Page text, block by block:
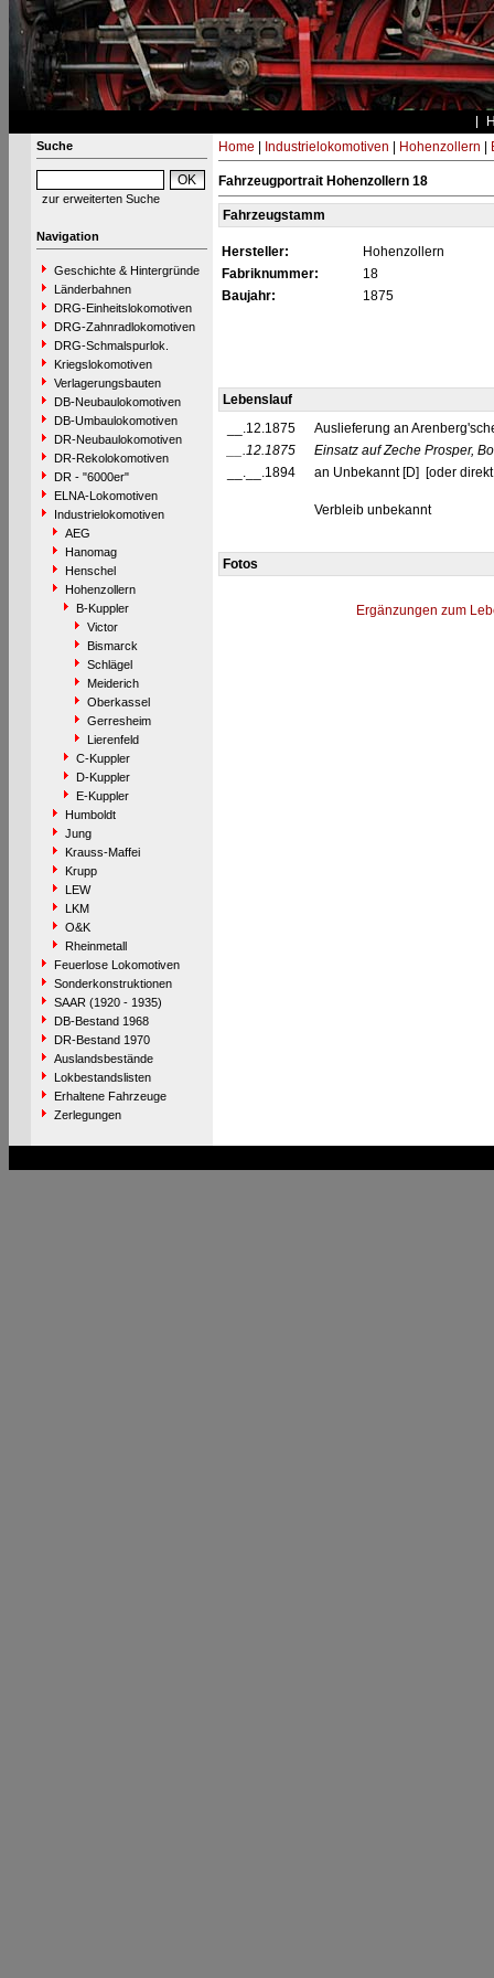
Suche
zur erweiterten Suche
Navigation
Geschichte & Hintergründe
Länderbahnen
DRG-Einheitslokomotiven
DRG-Zahnradlokomotiven
DRG-Schmalspurlok.
Kriegslokomotiven
Verlagerungsbauten
DB-Neubaulokomotiven
DB-Umbaulokomotiven
DR-Neubaulokomotiven
DR-Rekolokomotiven
DR - "6000er"
ELNA-Lokomotiven
Industrielokomotiven
AEG
Hanomag
Henschel
Hohenzollern
B-Kuppler
Victor
Bismarck
Schlägel
Meiderich
Oberkassel
Gerresheim
Lierenfeld
C-Kuppler
D-Kuppler
E-Kuppler
Humboldt
Jung
Krauss-Maffei
Krupp
LEW
LKM
O&K
Rheinmetall
Feuerlose Lokomotiven
Sonderkonstruktionen
SAAR (1920 - 1935)
DB-Bestand 1968
DR-Bestand 1970
Auslandsbestände
Lokbestandslisten
Erhaltene Fahrzeuge
Zerlegungen
Home Industrielokomotiven Hohenzollern
Fahrzeugportrait Hohenzollern 18
Fahrzeugstamm
Hersteller:
Hohenzollern
Fabriknummer:
18
Baujahr:
1875
Lebenslauf
__.12.1875
Auslieferung an
__.12.1875
Einsatz auf Zeche Prosper,
__.__.1894
an Unbekannt [D] [oder
Verbleib unbekannt
Fotos
Ergänzungen zum